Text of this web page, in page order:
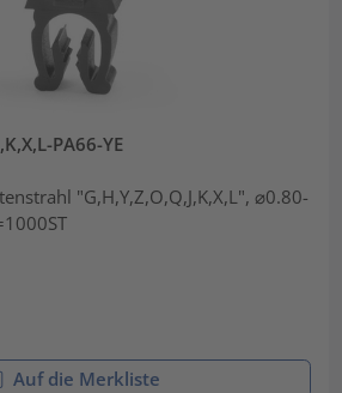
PA66-YE
"G,H,Y,Z,O,Q,J,K,X,L", ⌀0.80-
Auf die Merkliste